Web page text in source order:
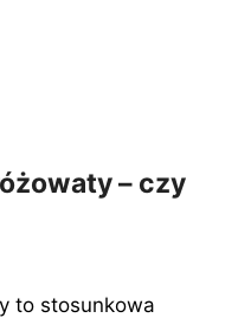
– czy
to stosunkowa